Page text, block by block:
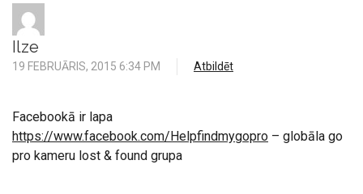
Ilze
19 FEBRUĀRIS, 2015 6:34 PM Atbildēt
Facebookā ir lapa
https://www.facebook.com/Helpfindmygopro – globāla go
pro kameru lost & found grupa